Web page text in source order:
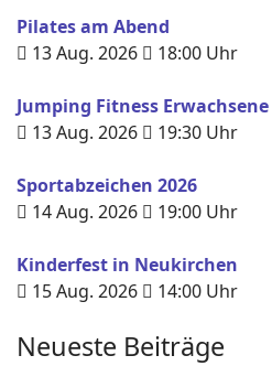
Pilates am Abend
13 Aug. 2026
18:00 Uhr
Jumping Fitness Erwachsene
13 Aug. 2026
19:30 Uhr
Sportabzeichen 2026
14 Aug. 2026
19:00 Uhr
Kinderfest in Neukirchen
15 Aug. 2026
14:00 Uhr
Neueste Beiträge